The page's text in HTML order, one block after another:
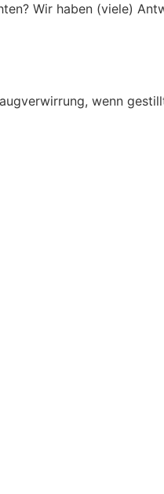
Wir haben (viele)
wenn